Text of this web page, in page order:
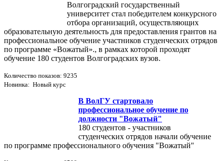
Волгоградский государственный
университет стал победителем конкурсного
отбора организаций, осуществляющих
образовательную деятельность для предоставления грантов на
профессиональное обучение участников студенческих отрядов
по программе «Вожатый»., в рамках которой проходят
обучение 180 студентов Волгоградских вузов.
Количество показов: 9235
Новинка: Новый курс
В ВолГУ стартовало
профессиональное обучение по
должности "Вожатый"
180 студентов - участников
студенческих отрядов начали обучение
по программе профессионального обучения "Вожатый"